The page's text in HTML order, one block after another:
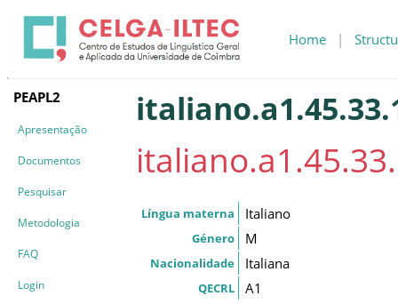
Home |
PEAPL2
Apresentação
Documentos
Pesquisar
Metodologia
FAQ
Login
Língua materna Italiano
Género M
Nacionalidade Italiana
QECRL A1